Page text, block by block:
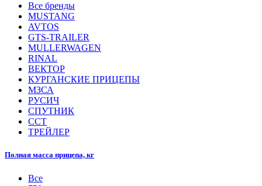
Все бренды
MUSTANG
AVTOS
GTS-TRAILER
MULLERWAGEN
RINAL
ВЕКТОР
КУРГАНСКИЕ ПРИЦЕПЫ
МЗСА
РУСИЧ
СПУТНИК
ССТ
ТРЕЙЛЕР
Полная масса прицепа, кг
Все